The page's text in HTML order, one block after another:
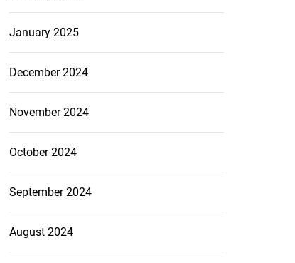
January 2025
December 2024
November 2024
October 2024
September 2024
August 2024